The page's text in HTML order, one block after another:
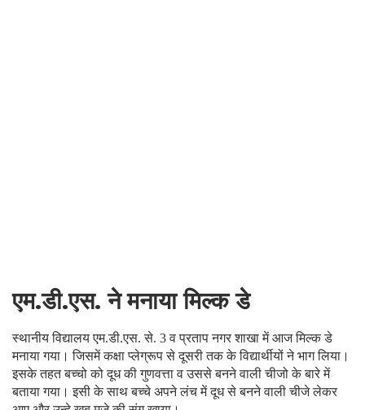
एम.डी.एस. ने मनाया मिल्क डे
स्थानीय विद्यालय एम.डी.एस. से. 3 व प्रताप नगर शाखा में आज मिल्क डे
मनाया गया। जिसमें कक्षा प्लेग्रूप से दूसरी तक के विद्यार्थीयों ने भाग लिया।
इसके तहत बच्चो को दूध की गुणवत्ता व उससे बनने वाली चीजो के बारे में
बताया गया। इसी के साथ बच्चे अपने लंच में दूध से बनने वाली चीजे लेकर